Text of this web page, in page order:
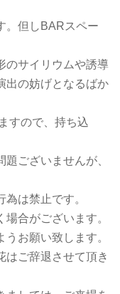
。但しBARスペー
のサイリウムや誘導
出の妨げとなるばか
すので、持ち込
ございませんが、
は禁止です。
合がございます。
お願い致します。
ご辞退させて頂き